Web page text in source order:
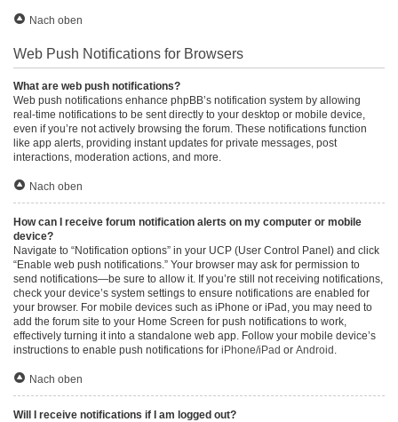
Nach oben
Web Push Notifications for Browsers
What are web push notifications?
Web push notifications enhance phpBB’s notification system by allowing
real-time notifications to be sent directly to your desktop or mobile device,
even if you’re not actively browsing the forum. These notifications function
like app alerts, providing instant updates for private messages, post
interactions, moderation actions, and more.
Nach oben
How can I receive forum notification alerts on my computer or mobile
device?
Navigate to “Notification options” in your UCP (User Control Panel) and click
“Enable web push notifications.” Your browser may ask for permission to
send notifications—be sure to allow it. If you’re still not receiving notifications,
check your device’s system settings to ensure notifications are enabled for
your browser. For mobile devices such as iPhone or iPad, you may need to
add the forum site to your Home Screen for push notifications to work,
effectively turning it into a standalone web app. Follow your mobile device’s
instructions to enable push notifications for iPhone/iPad or Android .
Nach oben
Will I receive notifications if I am logged out?